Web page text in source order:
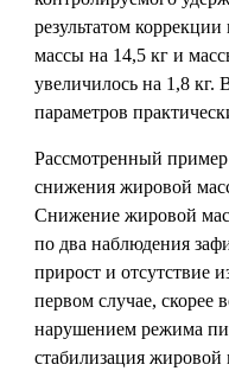
результатом
массы на 14,5 кг и
увеличилось на 1,8 кг.
параметров
Рассмотренный
снижения жировой
Снижение жировой
по два наблюдения
прирост и отсутствие
первом случае, скорее
нарушением режима
стабилизация жировой